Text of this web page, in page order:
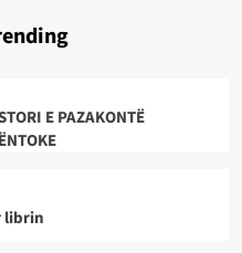
E PAZAKONTË
librin